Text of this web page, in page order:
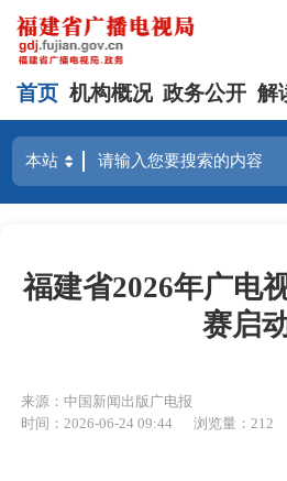
首页 机构概况 政务公开 解
福建省2026年广电
赛启
来源：中国新闻出版广电报
时间：2026-06-24 09:44
浏览量：212